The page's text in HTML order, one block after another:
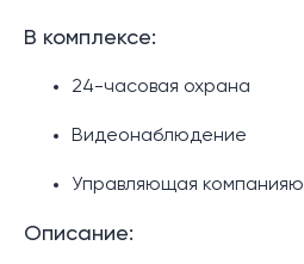
В комплексе:
24-часовая охрана
Видеонаблюдение
Управляющая компанияю
Описание: